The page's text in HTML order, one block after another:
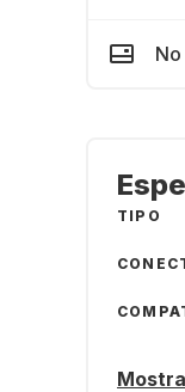
TIPO